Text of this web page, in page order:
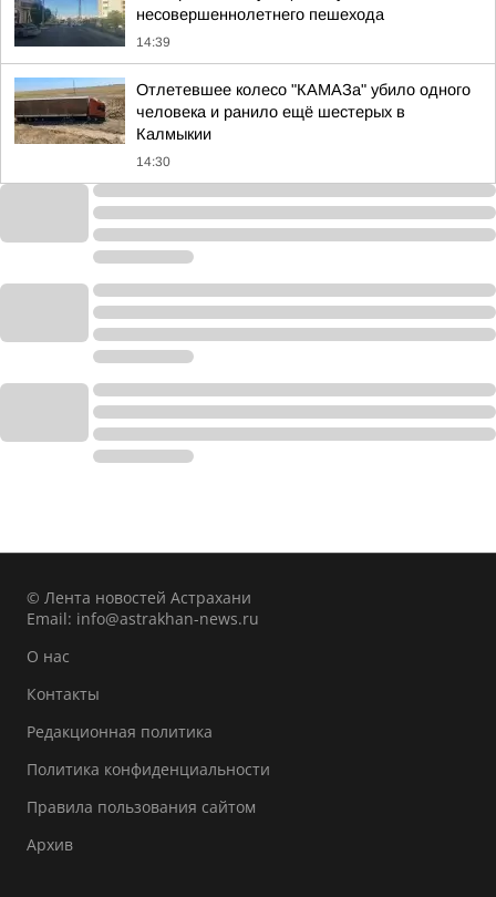
несовершеннолетнего пешехода
14:39
Отлетевшее колесо "КАМАЗа" убило одного
человека и ранило ещё шестерых в
Калмыкии
14:30
© Лента новостей Астрахани
Email: info@astrakhan-news.ru
О нас
Контакты
Редакционная политика
Политика конфиденциальности
Правила пользования сайтом
Архив